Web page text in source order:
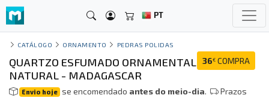
PT
CATÁLOGO ORNAMENTO PEDRAS POLIDAS
36€ COMPRA
QUARTZO ESFUMADO ORNAMENTAL
NATURAL - MADAGASCAR
Envio hoje se encomendado antes do meio-dia.
Prazos